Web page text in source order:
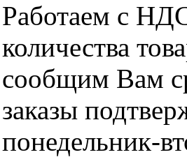
Работаем с
количества
сообщим Вам
заказы
понедельник-